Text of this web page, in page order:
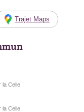
Trajet Maps
la Celle
la Celle